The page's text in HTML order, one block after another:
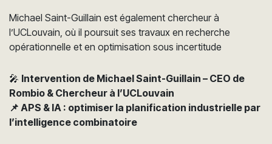
Michael Saint-Guillain est également chercheur à
l’UCLouvain, où il poursuit ses travaux en recherche
opérationnelle et en optimisation sous incertitude
🎤 Intervention de Michael Saint-Guillain – CEO de
Rombio & Chercheur à l’UCLouvain
📌 APS & IA : optimiser la planification industrielle par
l’intelligence combinatoire